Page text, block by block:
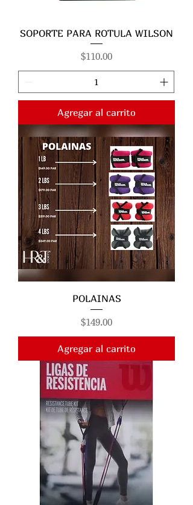
SOPORTE PARA ROTULA WILSON
Precio
$110.00
Agregar al carrito
POLAINAS
Precio
$149.00
Agregar al carrito